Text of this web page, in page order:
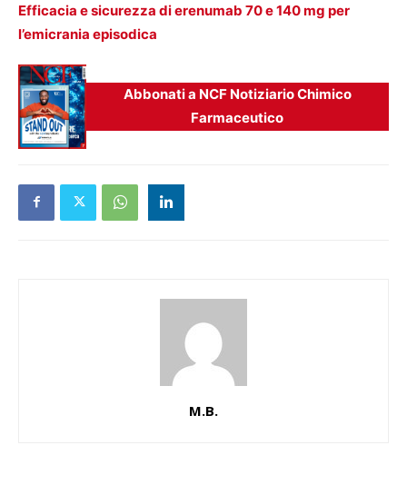
Efficacia e sicurezza di erenumab 70 e 140 mg per
l’emicrania episodica
Abbonati a NCF Notiziario Chimico
Farmaceutico
M.B.